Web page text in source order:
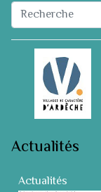
Actualités
Actualités